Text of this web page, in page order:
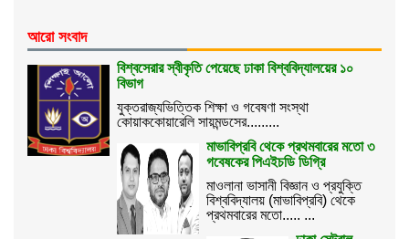
আরো সংবাদ
বিশ্বসেরার স্বীকৃতি পেয়েছে ঢাকা বিশ্ববিদ্যালয়ের ১০
বিভাগ
যুক্তরাজ্যভিত্তিক শিক্ষা ও গবেষণা সংস্থা
কোয়াককোয়ারেলি সায়মন্ডসের.........
মাভাবিপ্রবি থেকে প্রথমবারের মতো ৩
গবেষকের পিএইচডি ডিগ্রি
মাওলানা ভাসানী বিজ্ঞান ও প্রযুক্তি
বিশ্ববিদ্যালয় (মাভাবিপ্রবি) থেকে
প্রথমবারের মতো..... ...